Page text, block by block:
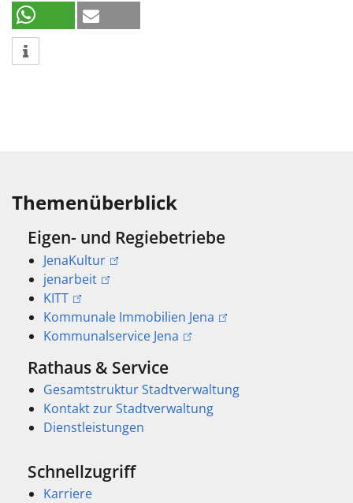
Themenüberblick
Eigen- und Regiebetriebe
JenaKultur
jenarbeit
KITT
Kommunale Immobilien Jena
Kommunalservice Jena
Rathaus & Service
Gesamtstruktur Stadtverwaltung
Kontakt zur Stadtverwaltung
Dienstleistungen
Schnellzugriff
Karriere